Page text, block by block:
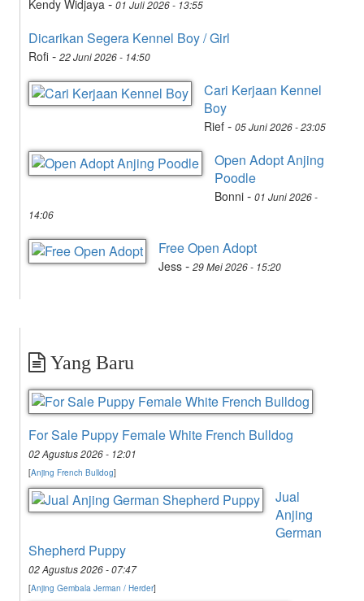
Kendy Widjaya 01 Juli 2026 - 13:55
Dicarikan Segera Kennel Boy / Girl
Rofi - 22 Juni 2026 - 14:50
Cari Kerjaan Kennel
Boy
Rief - 05 Juni 2026 - 23:05
Open Adopt Anjing
Poodle
Bonni - 01 Juni 2026 -
14:06
Free Open Adopt
Jess - 29 Mei 2026 - 15:20
Yang Baru
For Sale Puppy Female White French Bulldog
02 Agustus 2026 - 12:01
[Anjing French Bulldog]
Jual
Anjing
German
Shepherd Puppy
02 Agustus 2026 - 07:47
[Anjing Gembala Jerman / Herder]